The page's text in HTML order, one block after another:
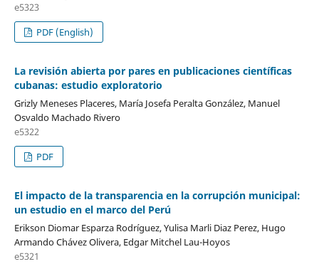
e5323
PDF (English)
La revisión abierta por pares en publicaciones científicas
cubanas: estudio exploratorio
Grizly Meneses Placeres, María Josefa Peralta González, Manuel
Osvaldo Machado Rivero
e5322
PDF
El impacto de la transparencia en la corrupción municipal:
un estudio en el marco del Perú
Erikson Diomar Esparza Rodríguez, Yulisa Marli Diaz Perez, Hugo
Armando Chávez Olivera, Edgar Mitchel Lau-Hoyos
e5321